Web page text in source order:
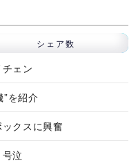
シェア数
ェン
を紹介
クスに興奮
泣